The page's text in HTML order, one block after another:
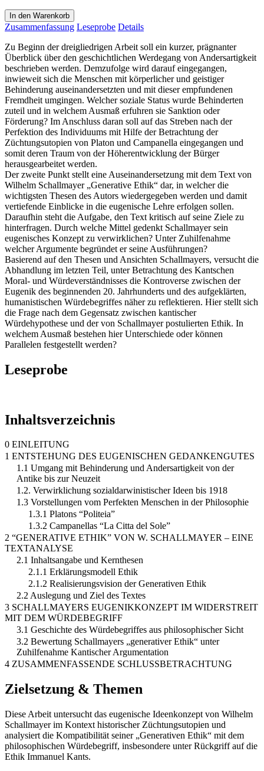
In den Warenkorb
Zusammenfassung Leseprobe Details
Zu Beginn der dreigliedrigen Arbeit soll ein kurzer, prägnanter
Überblick über den geschichtlichen Werdegang von Andersartigkeit
beschrieben werden. Demzufolge wird darauf eingegangen,
inwieweit sich die Menschen mit körperlicher und geistiger
Behinderung auseinandersetzten und mit dieser empfundenen
Fremdheit umgingen. Welcher soziale Status wurde Behinderten
zuteil und in welchem Ausmaß erfuhren sie Sanktion oder
Förderung? Im Anschluss daran soll auf das Streben nach der
Perfektion des Individuums mit Hilfe der Betrachtung der
Züchtungsutopien von Platon und Campanella eingegangen und
somit deren Traum von der Höherentwicklung der Bürger
herausgearbeitet werden.
Der zweite Punkt stellt eine Auseinandersetzung mit dem Text von
Wilhelm Schallmayer „Generative Ethik“ dar, in welcher die
wichtigsten Thesen des Autors wiedergegeben werden und damit
vertiefende Einblicke in die eugenische Lehre erfolgen sollen.
Daraufhin steht die Aufgabe, den Text kritisch auf seine Ziele zu
hinterfragen. Durch welche Mittel gedenkt Schallmayer sein
eugenisches Konzept zu verwirklichen? Unter Zuhilfenahme
welcher Argumente begründet er seine Ausführungen?
Basierend auf den Thesen und Ansichten Schallmayers, versucht die
Abhandlung im letzten Teil, unter Betrachtung des Kantschen
Moral- und Würdeverständnisses die Kontroverse zwischen der
Eugenik des beginnenden 20. Jahrhunderts und des aufgeklärten,
humanistischen Würdebegriffes näher zu reflektieren. Hier stellt sich
die Frage nach dem Gegensatz zwischen kantischer
Würdehypothese und der von Schallmayer postulierten Ethik. In
welchem Ausmaß bestehen hier Unterschiede oder können
Parallelen festgestellt werden?
Leseprobe
Inhaltsverzeichnis
0 EINLEITUNG
1 ENTSTEHUNG DES EUGENISCHEN GEDANKENGUTES
1.1 Umgang mit Behinderung und Andersartigkeit von der
Antike bis zur Neuzeit
1.2. Verwirklichung sozialdarwinistischer Ideen bis 1918
1.3 Vorstellungen vom Perfekten Menschen in der Philosophie
1.3.1 Platons “Politeia”
1.3.2 Campanellas “La Citta del Sole”
2 “GENERATIVE ETHIK” VON W. SCHALLMAYER – EINE
TEXTANALYSE
2.1 Inhaltsangabe und Kernthesen
2.1.1 Erklärungsmodell Ethik
2.1.2 Realisierungsvision der Generativen Ethik
2.2 Auslegung und Ziel des Textes
3 SCHALLMAYERS EUGENIKKONZEPT IM WIDERSTREIT
MIT DEM WÜRDEBEGRIFF
3.1 Geschichte des Würdebegriffes aus philosophischer Sicht
3.2 Bewertung Schallmayers „generativer Ethik“ unter
Zuhilfenahme Kantischer Argumentation
4 ZUSAMMENFASSENDE SCHLUSSBETRACHTUNG
Zielsetzung & Themen
Diese Arbeit untersucht das eugenische Ideenkonzept von Wilhelm
Schallmayer im Kontext historischer Züchtungsutopien und
analysiert die Kompatibilität seiner „Generativen Ethik“ mit dem
philosophischen Würdebegriff, insbesondere unter Rückgriff auf die
Ethik Immanuel Kants.